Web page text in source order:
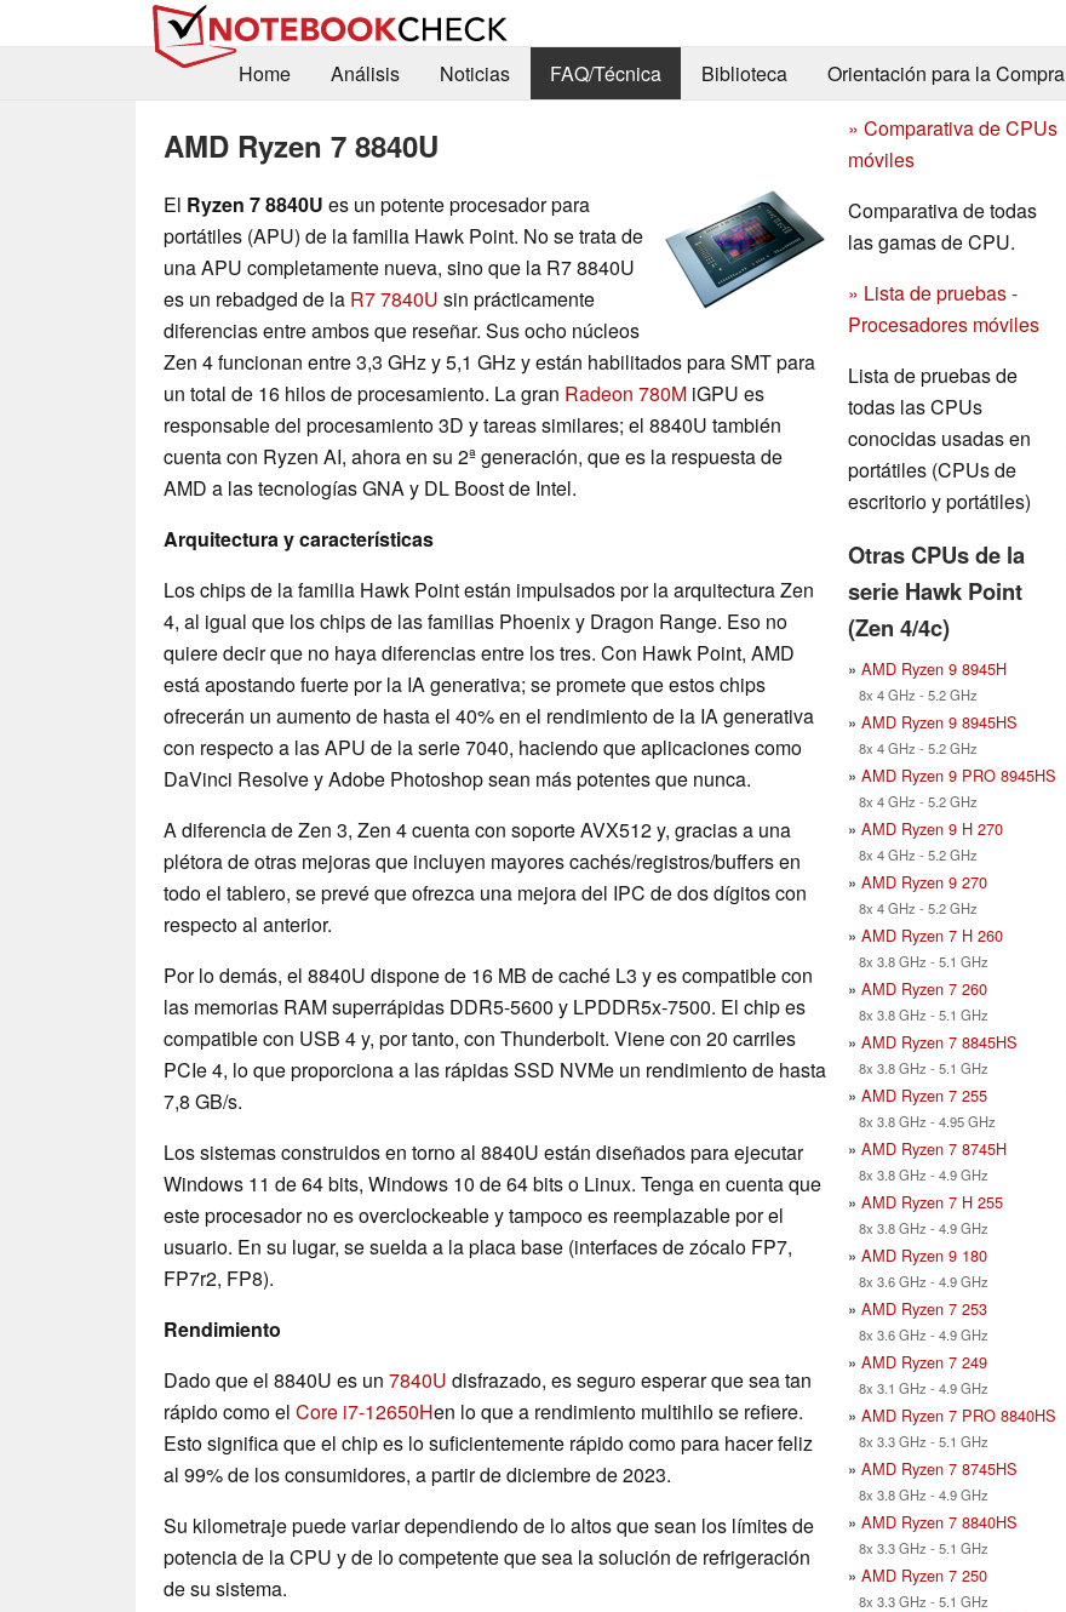
Home
Análisis Noticias FAQ/Técnica Biblioteca Orientación para la Compra
AMD Ryzen 7 8840U
El Ryzen 7 8840U es un potente procesador para
portátiles (APU) de la familia Hawk Point. No se trata de
una APU completamente nueva, sino que la R7 8840U
es un rebadged de la R7 7840U sin prácticamente
diferencias entre ambos que reseñar. Sus ocho núcleos
Zen 4 funcionan entre 3,3 GHz y 5,1 GHz y están habilitados para SMT para
un total de 16 hilos de procesamiento. La gran Radeon 780M iGPU es
responsable del procesamiento 3D y tareas similares; el 8840U también
cuenta con Ryzen AI, ahora en su 2ª generación, que es la respuesta de
AMD a las tecnologías GNA y DL Boost de Intel.
Arquitectura y características
Los chips de la familia Hawk Point están impulsados por la arquitectura Zen
4, al igual que los chips de las familias Phoenix y Dragon Range. Eso no
quiere decir que no haya diferencias entre los tres. Con Hawk Point, AMD
está apostando fuerte por la IA generativa; se promete que estos chips
ofrecerán un aumento de hasta el 40% en el rendimiento de la IA generativa
con respecto a las APU de la serie 7040, haciendo que aplicaciones como
DaVinci Resolve y Adobe Photoshop sean más potentes que nunca.
A diferencia de Zen 3, Zen 4 cuenta con soporte AVX512 y, gracias a una
plétora de otras mejoras que incluyen mayores cachés/registros/buffers en
todo el tablero, se prevé que ofrezca una mejora del IPC de dos dígitos con
respecto al anterior.
Por lo demás, el 8840U dispone de 16 MB de caché L3 y es compatible con
las memorias RAM superrápidas DDR5-5600 y LPDDR5x-7500. El chip es
compatible con USB 4 y, por tanto, con Thunderbolt. Viene con 20 carriles
PCIe 4, lo que proporciona a las rápidas SSD NVMe un rendimiento de hasta
7,8 GB/s.
Los sistemas construidos en torno al 8840U están diseñados para ejecutar
Windows 11 de 64 bits, Windows 10 de 64 bits o Linux. Tenga en cuenta que
este procesador no es overclockeable y tampoco es reemplazable por el
usuario. En su lugar, se suelda a la placa base (interfaces de zócalo FP7,
FP7r2, FP8).
Rendimiento
Dado que el 8840U es un 7840U disfrazado, es seguro esperar que sea tan
rápido como el Core i7-12650Hen lo que a rendimiento multihilo se refiere.
Esto significa que el chip es lo suficientemente rápido como para hacer feliz
al 99% de los consumidores, a partir de diciembre de 2023.
Su kilometraje puede variar dependiendo de lo altos que sean los límites de
potencia de la CPU y de lo competente que sea la solución de refrigeración
de su sistema.
» Comparativa de CPUs
móviles
Comparativa de todas
las gamas de CPU.
» Lista de pruebas -
Procesadores móviles
Lista de pruebas de
todas las CPUs
conocidas usadas en
portátiles (CPUs de
escritorio y portátiles)
Otras CPUs de la
serie Hawk Point
(Zen 4/4c)
» AMD Ryzen 9 8945H
8x 4 GHz - 5.2 GHz
» AMD Ryzen 9 8945HS
8x 4 GHz - 5.2 GHz
» AMD Ryzen 9 PRO 8945HS
8x 4 GHz - 5.2 GHz
» AMD Ryzen 9 H 270
8x 4 GHz - 5.2 GHz
» AMD Ryzen 9 270
8x 4 GHz - 5.2 GHz
» AMD Ryzen 7 H 260
8x 3.8 GHz - 5.1 GHz
» AMD Ryzen 7 260
8x 3.8 GHz - 5.1 GHz
» AMD Ryzen 7 8845HS
8x 3.8 GHz - 5.1 GHz
» AMD Ryzen 7 255
8x 3.8 GHz - 4.95 GHz
» AMD Ryzen 7 8745H
8x 3.8 GHz - 4.9 GHz
» AMD Ryzen 7 H 255
8x 3.8 GHz - 4.9 GHz
» AMD Ryzen 9 180
8x 3.6 GHz - 4.9 GHz
» AMD Ryzen 7 253
8x 3.6 GHz - 4.9 GHz
» AMD Ryzen 7 249
8x 3.1 GHz - 4.9 GHz
» AMD Ryzen 7 PRO 8840HS
8x 3.3 GHz - 5.1 GHz
» AMD Ryzen 7 8745HS
8x 3.8 GHz - 4.9 GHz
» AMD Ryzen 7 8840HS
8x 3.3 GHz - 5.1 GHz
» AMD Ryzen 7 250
8x 3.3 GHz - 5.1 GHz